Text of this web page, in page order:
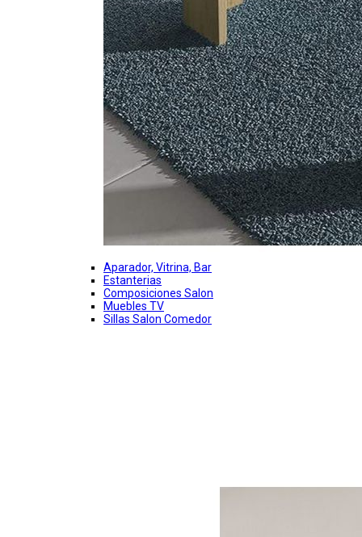
Aparador, Vitrina, Bar
Estanterias
Composiciones Salon
Muebles TV
Sillas Salon Comedor